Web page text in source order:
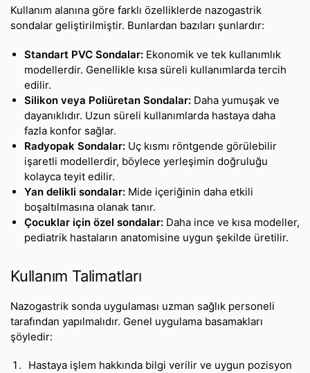
Kullanım alanına göre farklı özelliklerde nazogastrik
sondalar geliştirilmiştir. Bunlardan bazıları şunlardır:
Standart PVC Sondalar: Ekonomik ve tek kullanımlık
modellerdir. Genellikle kısa süreli kullanımlarda tercih
edilir.
Silikon veya Poliüretan Sondalar: Daha yumuşak ve
dayanıklıdır. Uzun süreli kullanımlarda hastaya daha
fazla konfor sağlar.
Radyopak Sondalar: Uç kısmı röntgende görülebilir
işaretli modellerdir, böylece yerleşimin doğruluğu
kolayca teyit edilir.
Yan delikli sondalar: Mide içeriğinin daha etkili
boşaltılmasına olanak tanır.
Çocuklar için özel sondalar: Daha ince ve kısa modeller,
pediatrik hastaların anatomisine uygun şekilde üretilir.
Kullanım Talimatları
Nazogastrik sonda uygulaması uzman sağlık personeli
tarafından yapılmalıdır. Genel uygulama basamakları
şöyledir:
Hastaya işlem hakkında bilgi verilir ve uygun pozisyon